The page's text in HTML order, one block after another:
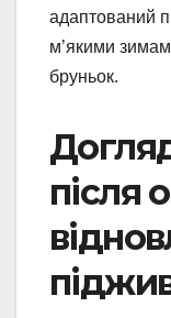
адаптований
м’якими
бруньок.
після